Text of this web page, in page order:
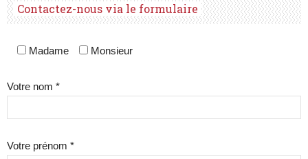
Contactez-nous via le formulaire
Madame Monsieur
Votre nom *
Votre prénom *